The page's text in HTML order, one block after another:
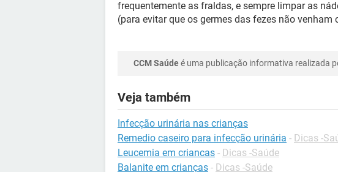
frequentemente as fraldas, e sempre limpar as
(para evitar que os germes das fezes não
CCM Saúdeé uma publicação informativa realizada
Veja também
Infecção urinária nas crianças
Remedio caseiro para infecção urinária - Dicas -
Leucemia em criancas - Dicas -Saúde
Balanite em crianças - Dicas -Saúde